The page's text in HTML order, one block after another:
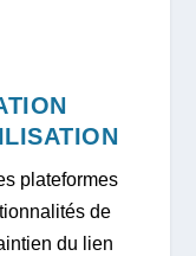
plateformes
de
du lien